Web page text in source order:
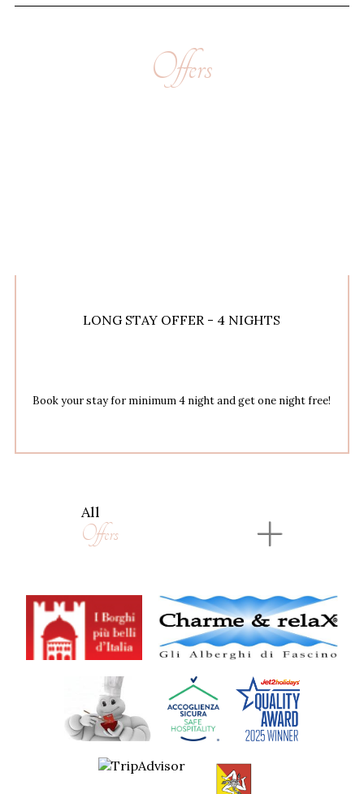
Offers
LONG STAY OFFER - 4 NIGHTS
Book your stay for minimum 4 night and get one night free!
All
Offers